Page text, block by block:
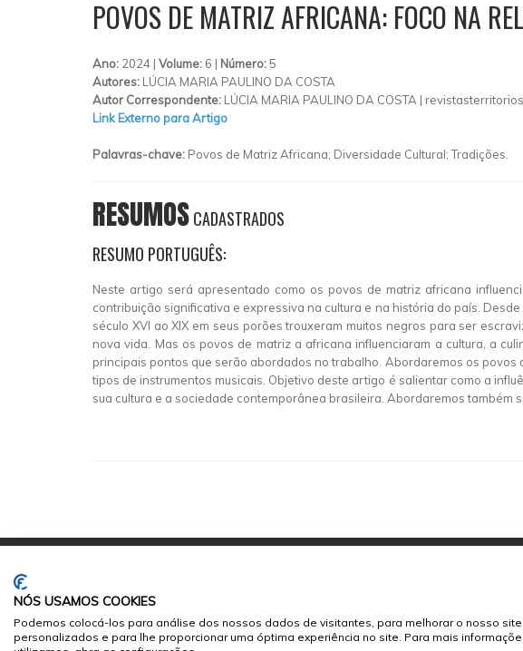
POVOS DE MATRIZ AFRICANA: FOCO NA
Ano: 2024 | Volume: 6 | Número:5
Autores: LÚCIA MARIA PAULINO DA COSTA
Autor Correspondente: LÚCIA MARIA PAULINO DA COSTA |
Link Externo para Artigo
Palavras-chave: Povos de Matriz Africana; Diversidade Cultural; Tradições.
RESUMOSCADASTRADOS
RESUMO PORTUGUÊS:
Neste artigo será apresentado como os povos de matriz africana
contribuição significativa e expressiva na cultura e na história do país.
século XVI ao XIX em seus porões trouxeram muitos negros para ser
nova vida. Mas os povos de matriz a africana influenciaram a cultura, a
principais pontos que serão abordados no trabalho. Abordaremos os povos
tipos de instrumentos musicais. Objetivo deste artigo é salientar como a
sua cultura e a sociedade contemporânea brasileira. Abordaremos
© 2026Sumários.org. Todos os Direitos Reservados
NÓS USAMOS COOKIES
Podemos colocá-los para análise dos nossos dados de visitantes, para melhorar o nosso
personalizados e para lhe proporcionar uma óptima experiência no site. Para mais